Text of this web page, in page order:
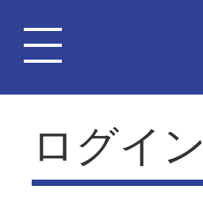
ログイン